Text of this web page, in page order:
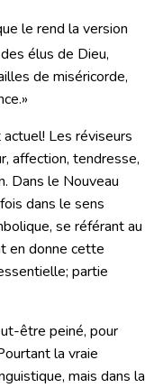
le rend la version
élus de Dieu,
de miséricorde,
Les réviseurs
affection, tendresse,
Dans le Nouveau
dans le sens
se référant au
en donne cette
partie
être peiné, pour
la vraie
mais dans la